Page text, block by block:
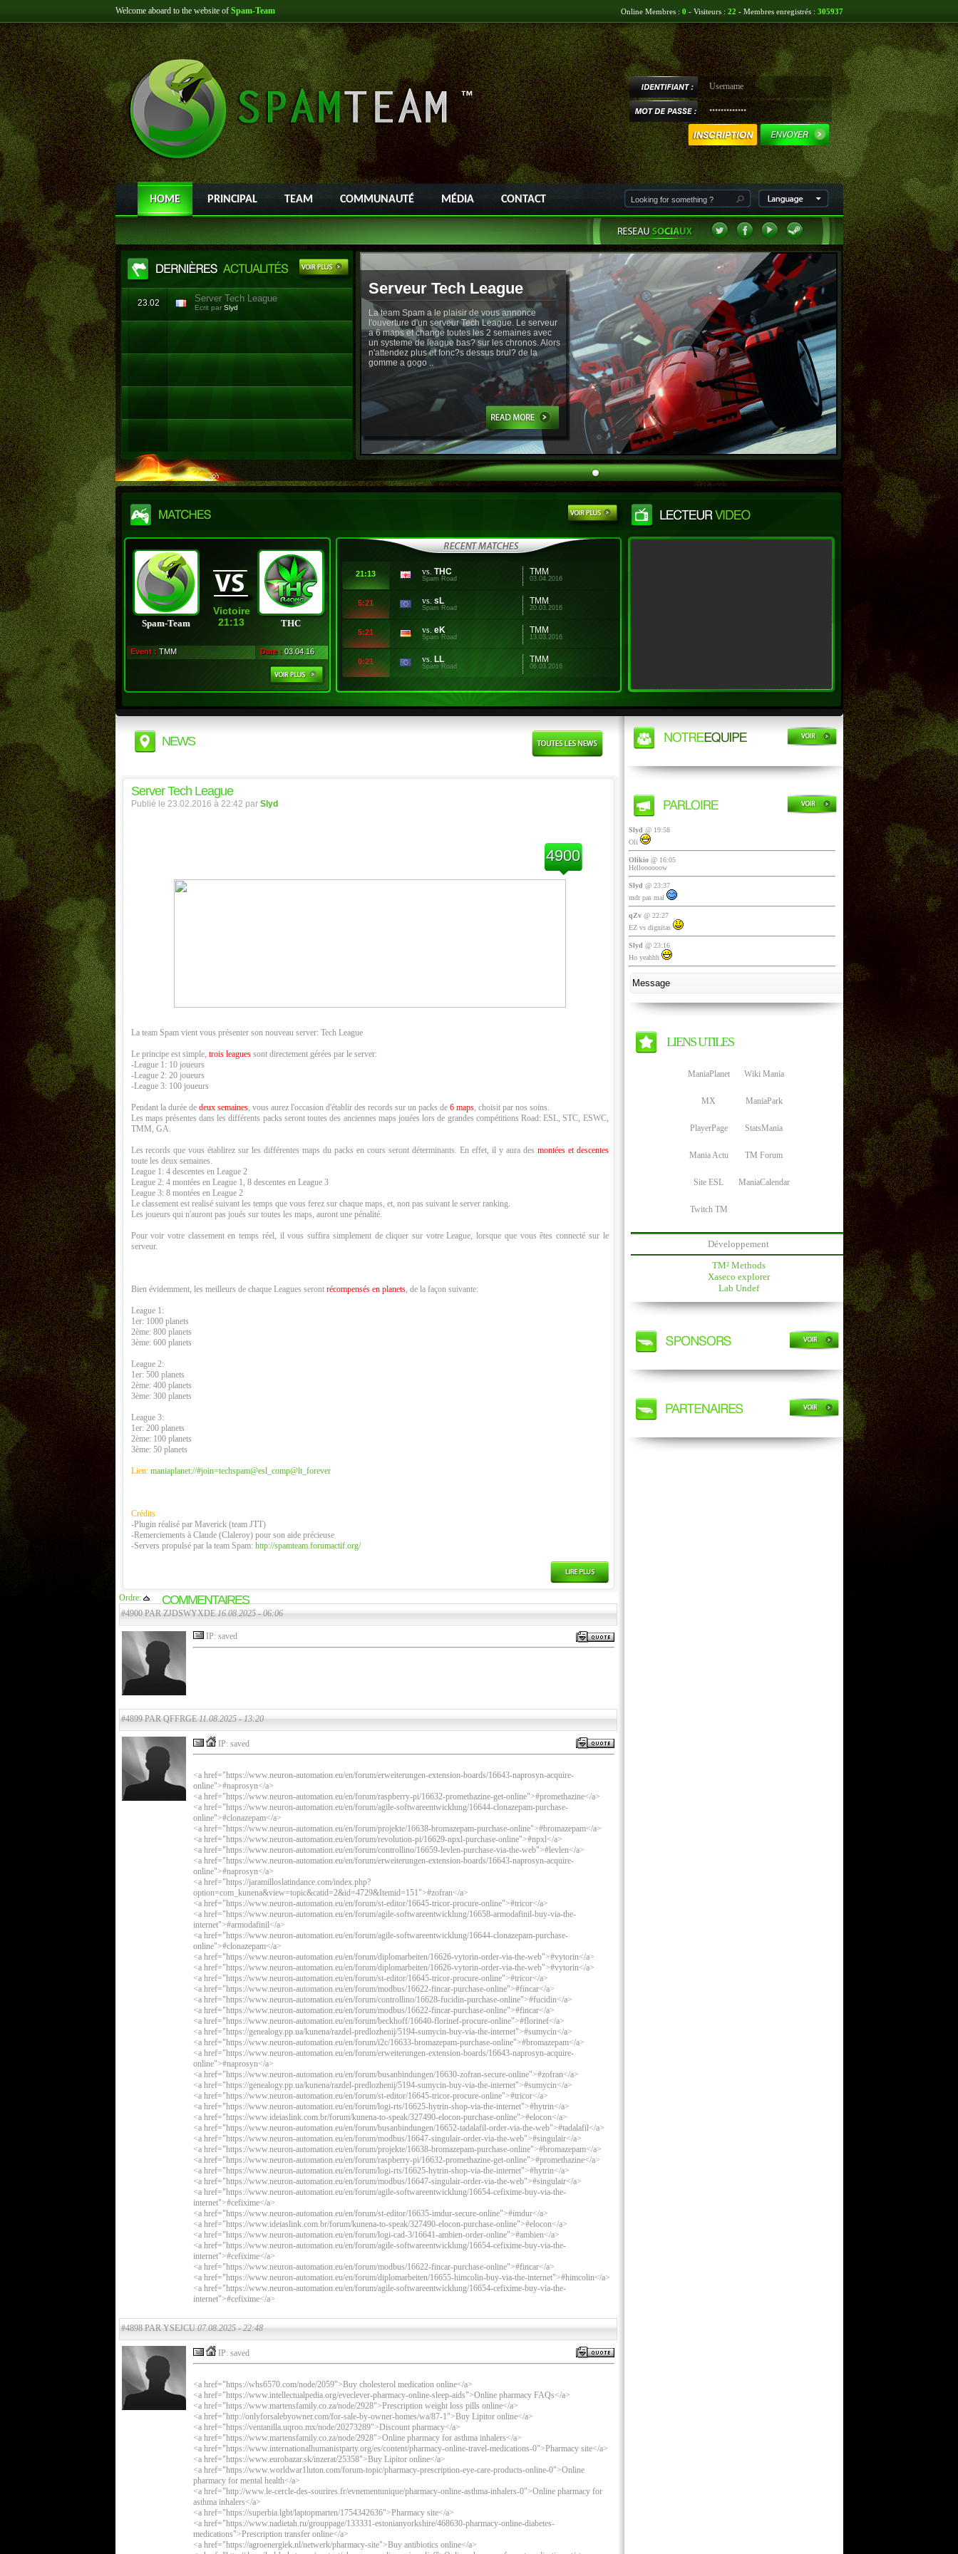
Welcome aboard to the website of Spam-Team Online Membres : 0 - Visiteurs : 22 - Membres enregistrés : 305937
HOME PRINCIPAL TEAM COMMUNAUTÉ MÉDIA CONTACT
23.02 Server Tech League
Ecrit par Slyd
Serveur Tech League
La team Spam a le plaisir de vous annonce
l'ouverture d'un serveur Tech League. Le serveur
a 6 maps et change toutes les 2 semaines avec
un systeme de league bas? sur les chronos. Alors
n'attendez plus et fonc?s dessus brul? de la
gomme a gogo ..
Spam-Team
Victoire
21:13
THC
Event : TMM Date : 03.04.16
21:13 vs. THC
Spam Road
TMM
03.04.2016
5:21 vs. sL
Spam Road
TMM
20.03.2016
5:21 vs. eK
Spam Road
TMM
13.03.2016
0:21 vs. LL
Spam Road
TMM
06.03.2016
NEWS
Server Tech League
Publié le 23.02.2016 à 22:42 par Slyd
4900
La team Spam vient vous présenter son nouveau server: Tech League
Le principe est simple, trois leaguessont directement gérées par le server:
-League 1: 10 joueurs
-League 2: 20 joueurs
-League 3: 100 joueurs
Pendant la durée de deux semaines, vous aurez l'occasion d'établir des records sur un packs de 6 maps, choisit par nos soins.
Les maps présentes dans les différents packs seront toutes des anciennes maps jouées lors de grandes compétitions Road: ESL, STC, ESWC,
TMM, GA.
Les records que vous établirez sur les différentes maps du packs en cours seront déterminants. En effet, il y aura des montées et descentes
toute les deux semaines.
League 1: 4 descentes en League 2
League 2: 4 montées en League 1, 8 descentes en League 3
League 3: 8 montées en League 2
Le classement est realisé suivant les temps que vous ferez sur chaque maps, et, non pas suivant le server ranking.
Les joueurs qui n'auront pas joués sur toutes les maps, auront une pénalité.
Pour voir votre classement en temps réel, il vous suffira simplement de cliquer sur votre League, lorsque que vous êtes connecté sur le
serveur.
Bien évidemment, les meilleurs de chaque Leagues seront récompensés en planets, de la façon suivante:
League 1:
1er: 1000 planets
2ème: 800 planets
3ème: 600 planets
League 2:
1er: 500 planets
2ème: 400 planets
3ème: 300 planets
League 3:
1er: 200 planets
2ème: 100 planets
3ème: 50 planets
Lien: maniaplanet://#join=techspam@esl_comp@lt_forever
Crédits
-Plugin réalisé par Maverick (team JTT)
-Remerciements à Claude (Claleroy) pour son aide précieuse
-Servers propulsé par la team Spam: http://spamteam.forumactif.org/
COMMENTAIRES
Ordre:
#4900 PAR ZJDSWYXDE16.08.2025 - 06:06
IP: saved
#4899 PAR QFFRGE11.08.2025 - 13:20
IP: saved
<a href="https://www.neuron-automation.eu/en/forum/erweiterungen-extension-boards/16643-naprosyn-acquire-
online">#naprosyn</a>
<a href="https://www.neuron-automation.eu/en/forum/raspberry-pi/16632-promethazine-get-online">#promethazine</a>
<a href="https://www.neuron-automation.eu/en/forum/agile-softwareentwicklung/16644-clonazepam-purchase-
online">#clonazepam</a>
<a href="https://www.neuron-automation.eu/en/forum/projekte/16638-bromazepam-purchase-online">#bromazepam</a>
<a href="https://www.neuron-automation.eu/en/forum/revolution-pi/16629-npxl-purchase-online">#npxl</a>
<a href="https://www.neuron-automation.eu/en/forum/controllino/16659-levlen-purchase-via-the-web">#levlen</a>
<a href="https://www.neuron-automation.eu/en/forum/erweiterungen-extension-boards/16643-naprosyn-acquire-
online">#naprosyn</a>
<a href="https://jaramilloslatindance.com/index.php?
option=com_kunena&view=topic&catid=2&id=4729&Itemid=151">#zofran</a>
<a href="https://www.neuron-automation.eu/en/forum/st-editor/16645-tricor-procure-online">#tricor</a>
<a href="https://www.neuron-automation.eu/en/forum/agile-softwareentwicklung/16658-armodafinil-buy-via-the-
internet">#armodafinil</a>
<a href="https://www.neuron-automation.eu/en/forum/agile-softwareentwicklung/16644-clonazepam-purchase-
online">#clonazepam</a>
<a href="https://www.neuron-automation.eu/en/forum/diplomarbeiten/16626-vytorin-order-via-the-web">#vytorin</a>
<a href="https://www.neuron-automation.eu/en/forum/diplomarbeiten/16626-vytorin-order-via-the-web">#vytorin</a>
<a href="https://www.neuron-automation.eu/en/forum/st-editor/16645-tricor-procure-online">#tricor</a>
<a href="https://www.neuron-automation.eu/en/forum/modbus/16622-fincar-purchase-online">#fincar</a>
<a href="https://www.neuron-automation.eu/en/forum/controllino/16628-fucidin-purchase-online">#fucidin</a>
<a href="https://www.neuron-automation.eu/en/forum/modbus/16622-fincar-purchase-online">#fincar</a>
<a href="https://www.neuron-automation.eu/en/forum/beckhoff/16640-florinef-procure-online">#florinef</a>
<a href="https://genealogy.pp.ua/kunena/razdel-predlozhenij/5194-sumycin-buy-via-the-internet">#sumycin</a>
<a href="https://www.neuron-automation.eu/en/forum/i2c/16633-bromazepam-purchase-online">#bromazepam</a>
<a href="https://www.neuron-automation.eu/en/forum/erweiterungen-extension-boards/16643-naprosyn-acquire-
online">#naprosyn</a>
<a href="https://www.neuron-automation.eu/en/forum/busanbindungen/16630-zofran-secure-online">#zofran</a>
<a href="https://genealogy.pp.ua/kunena/razdel-predlozhenij/5194-sumycin-buy-via-the-internet">#sumycin</a>
<a href="https://www.neuron-automation.eu/en/forum/st-editor/16645-tricor-procure-online">#tricor</a>
<a href="https://www.neuron-automation.eu/en/forum/logi-rts/16625-hytrin-shop-via-the-internet">#hytrin</a>
<a href="https://www.ideiaslink.com.br/forum/kunena-to-speak/327490-elocon-purchase-online">#elocon</a>
<a href="https://www.neuron-automation.eu/en/forum/busanbindungen/16652-tadalafil-order-via-the-web">#tadalafil</a>
<a href="https://www.neuron-automation.eu/en/forum/modbus/16647-singulair-order-via-the-web">#singulair</a>
<a href="https://www.neuron-automation.eu/en/forum/projekte/16638-bromazepam-purchase-online">#bromazepam</a>
<a href="https://www.neuron-automation.eu/en/forum/raspberry-pi/16632-promethazine-get-online">#promethazine</a>
<a href="https://www.neuron-automation.eu/en/forum/logi-rts/16625-hytrin-shop-via-the-internet">#hytrin</a>
<a href="https://www.neuron-automation.eu/en/forum/modbus/16647-singulair-order-via-the-web">#singulair</a>
<a href="https://www.neuron-automation.eu/en/forum/agile-softwareentwicklung/16654-cefixime-buy-via-the-
internet">#cefixime</a>
<a href="https://www.neuron-automation.eu/en/forum/st-editor/16635-imdur-secure-online">#imdur</a>
<a href="https://www.ideiaslink.com.br/forum/kunena-to-speak/327490-elocon-purchase-online">#elocon</a>
<a href="https://www.neuron-automation.eu/en/forum/logi-cad-3/16641-ambien-order-online">#ambien</a>
<a href="https://www.neuron-automation.eu/en/forum/agile-softwareentwicklung/16654-cefixime-buy-via-the-
internet">#cefixime</a>
<a href="https://www.neuron-automation.eu/en/forum/modbus/16622-fincar-purchase-online">#fincar</a>
<a href="https://www.neuron-automation.eu/en/forum/diplomarbeiten/16655-himcolin-buy-via-the-internet">#himcolin</a>
<a href="https://www.neuron-automation.eu/en/forum/agile-softwareentwicklung/16654-cefixime-buy-via-the-
internet">#cefixime</a>
#4898 PAR YSEJCU07.08.2025 - 22:48
IP: saved
<a href="https://whs6570.com/node/2059">Buy cholesterol medication online</a>
<a href="https://www.intellectualpedia.org/eveclever-pharmacy-online-sleep-aids">Online pharmacy FAQs</a>
<a href="https://www.martensfamily.co.za/node/2928">Prescription weight loss pills online</a>
<a href="http://onlyforsalebyowner.com/for-sale-by-owner-homes/wa/87-1">Buy Lipitor online</a>
<a href="https://ventanilla.uqroo.mx/node/20273289">Discount pharmacy</a>
<a href="https://www.martensfamily.co.za/node/2928">Online pharmacy for asthma inhalers</a>
<a href="https://www.internationalhumanistparty.org/es/content/pharmacy-online-travel-medications-0">Pharmacy site</a>
<a href="https://www.eurobazar.sk/inzerat/25358">Buy Lipitor online</a>
<a href="https://www.worldwar1luton.com/forum-topic/pharmacy-prescription-eye-care-products-online-0">Online
pharmacy for mental health</a>
<a href="http://www.le-cercle-des-sourires.fr/evnementunique/pharmacy-online-asthma-inhalers-0">Online pharmacy for
asthma inhalers</a>
<a href="https://superbia.lgbt/laptopmarten/1754342636">Pharmacy site</a>
<a href="https://www.nadietah.ru/grouppage/133331-estonianyorkshire/468630-pharmacy-online-diabetes-
medications">Prescription transfer online</a>
<a href="https://agroenergiek.nl/netwerk/pharmacy-site">Buy antibiotics online</a>
Slyd @ 19:58
Oli
Olikio@ 16:05
Helloooooow
Slyd @ 23:37
mdr pas mal
qZv@ 22:27
EZ vs dignitas
Slyd @ 23:16
Ho yeahhh
LIENS UTILES
ManiaPlanet Wiki Mania
MX ManiaPark
PlayerPage StatsMania
Mania Actu TM Forum
Site ESL ManiaCalendar
Twitch TM
Développement
TM² Methods
Xaseco explorer
Lab Undef